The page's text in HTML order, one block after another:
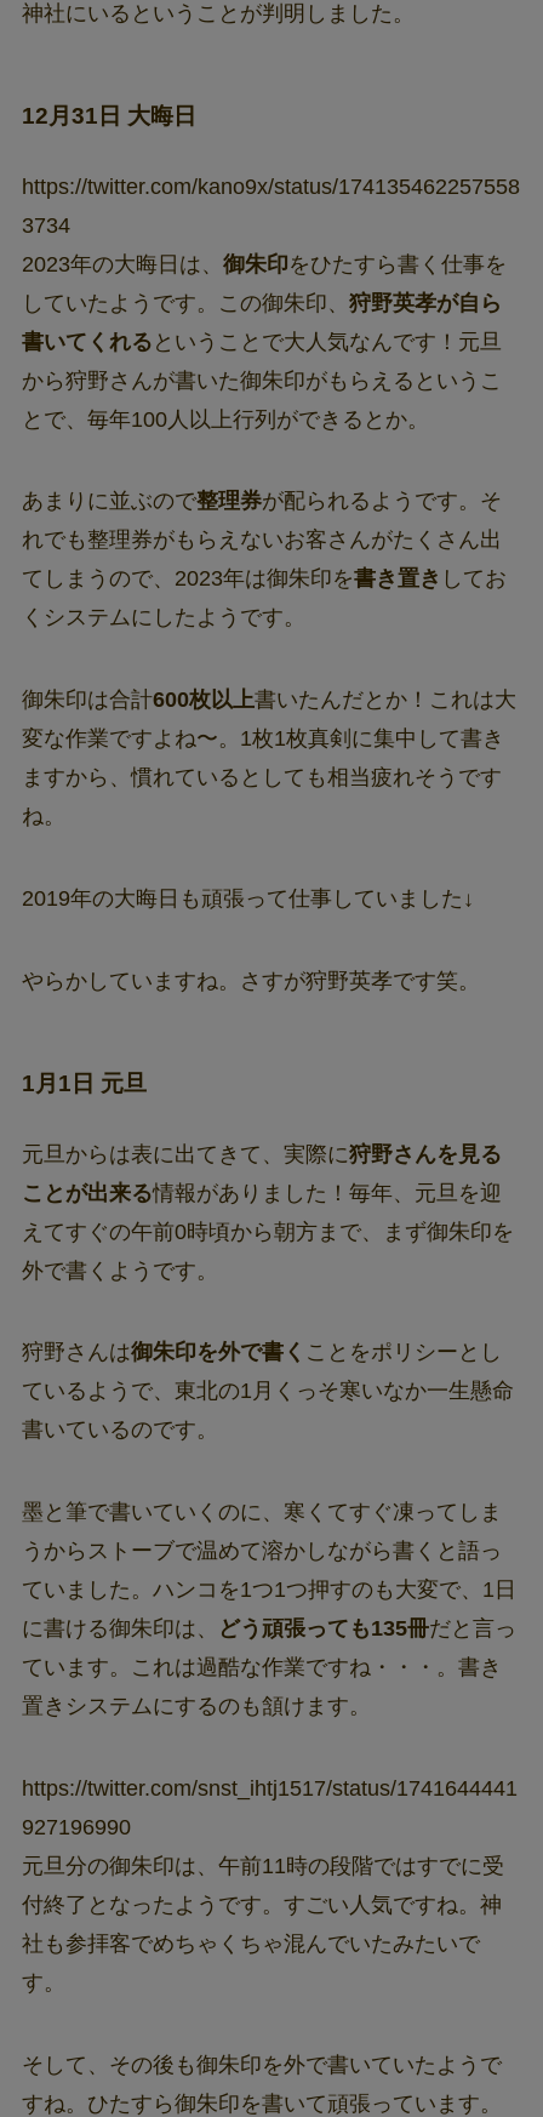
神社にいるということが判明しました。
12月31日 大晦日
https://twitter.com/kano9x/status/174135462257558
3734
2023年の大晦日は、 御朱印をひたすら書く仕事を
していたようです。この御朱印、 狩野英孝が自ら
書いてくれる ということで大人気なんです！元旦
から狩野さんが書いた御朱印がもらえるというこ
とで、毎年100人以上行列ができるとか。
あまりに並ぶので整理券が配られるようです。そ
れでも整理券がもらえないお客さんがたくさん出
てしまうので、2023年は御朱印を書き置き してお
くシステムにしたようです。
御朱印は合計600枚以上書いたんだとか！これは大
変な作業ですよね〜。1枚1枚真剣に集中して書き
ますから、慣れているとしても相当疲れそうです
ね。
2019年の大晦日も頑張って仕事していました↓
やらかしていますね。さすが狩野英孝です笑。
1月1日 元旦
元旦からは表に出てきて、実際に狩野さんを見る
ことが出来る情報がありました！毎年、元旦を迎
えてすぐの午前0時頃から朝方まで、まず御朱印を
外で書くようです。
狩野さんは御朱印を外で書く ことをポリシーとし
ているようで、東北の1月くっそ寒いなか一生懸命
書いているのです。
墨と筆で書いていくのに、寒くてすぐ凍ってしま
うからストーブで温めて溶かしながら書くと語っ
ていました。ハンコを1つ1つ押すのも大変で、1日
に書ける御朱印は、
どう頑張っても135冊だと言っ
ています。これは過酷な作業ですね・・・。書き
置きシステムにするのも頷けます。
https://twitter.com/snst_ihtj1517/status/1741644441
927196990
元旦分の御朱印は、午前11時の段階ではすでに受
付終了となったようです。すごい人気ですね。神
社も参拝客でめちゃくちゃ混んでいたみたいで
す。
そして、その後も御朱印を外で書いていたようで
すね。ひたすら御朱印を書いて頑張っています。